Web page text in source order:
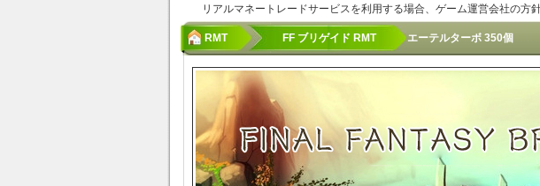
リアルマネートレードサービスを利用する場合、ゲーム運営会社の
RMT FF ブリゲイド RMT エーテルターボ 350個